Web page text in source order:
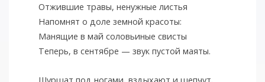
Отжившие травы, ненужные листья
Напомнят о доле земной красоты:
Манящие в май соловьиные свисты
Теперь, в сентябре — звук пустой маяты.